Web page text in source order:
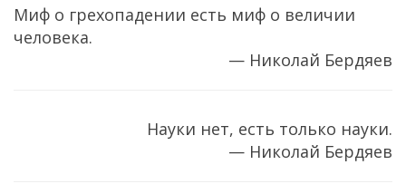
Миф о грехопадении есть миф о величии
человека.
— Николай Бердяев
Науки нет, есть только науки.
— Николай Бердяев